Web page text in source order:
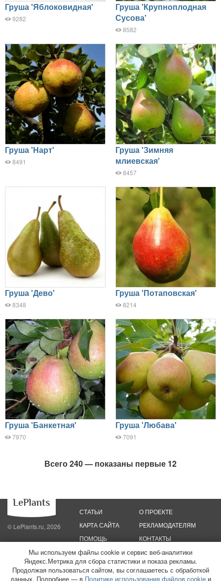
Груша 'Яблоковидная'
9282
Груша 'Крупноплодная
Сусова'
8582
Груша 'Нарт'
8491
Груша 'Зимняя
млиевская'
8457
Груша 'Дево'
8348
Груша 'Потаповская'
8214
Груша 'Банкетная'
7970
Груша 'Любава'
7091
Всего 240 — показаны первые 12
© LePlants.ru, 2026
СТАТЬИ
КАРТА САЙТА
ПОМОЩЬ
О ПРОЕКТЕ
РЕКЛАМОДАТЕЛЯМ
КОНТАКТЫ
Политика конфиденциальности
Политика использования файлов cookie
Пользовательское соглашение
Редакционные стандарты
Мы используем файлы cookie и сервис веб-аналитики
Яндекс.Метрика для сбора статистики и показа рекламы.
Продолжая пользоваться сайтом, вы соглашаетесь с обработкой
данных. Подробнее — в Политике использования файлов cookieи